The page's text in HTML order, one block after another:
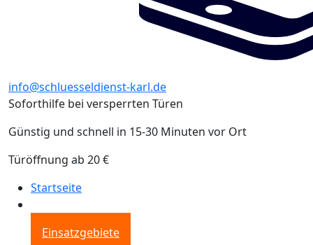
info@schluesseldienst-karl.de
Soforthilfe bei versperrten Türen
Günstig und schnell in 15-30 Minuten vor Ort
Türöffnung ab 20 €
Startseite
Einsatzgebiete